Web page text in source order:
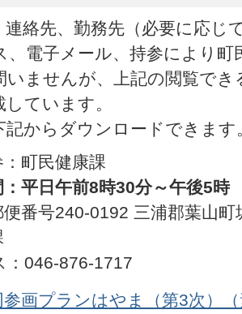
連絡先、勤務先（必要に応じ
、電子メール、持参により
いませんが、上記の閲覧で
ています。
記からダウンロードできます
町民健康課
：平日午前8時30分～午後5時
番号240-0192 三浦郡葉山
：046-876-1717
参画プランはやま（第3次）